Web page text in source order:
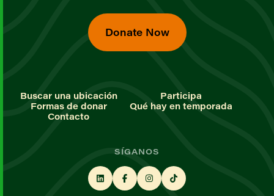
Donate Now
Buscar una ubicación
Participa
Formas de donar
Qué hay en temporada
Contacto
SÍGANOS